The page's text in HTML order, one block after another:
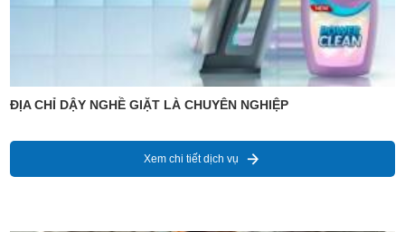
ĐỊA CHỈ DẬY NGHỀ GIẶT LÀ CHUYÊN NGHIỆP
Xem chi tiết dịch vụ